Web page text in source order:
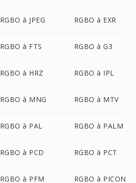
RGBO à JPEG RGBO à EXR
RGBO à FTS RGBO à G3
RGBO à HRZ RGBO à IPL
RGBO à MNG RGBO à MTV
RGBO à PAL RGBO à PALM
RGBO à PCD RGBO à PCT
RGBO à PFM RGBO à PICON